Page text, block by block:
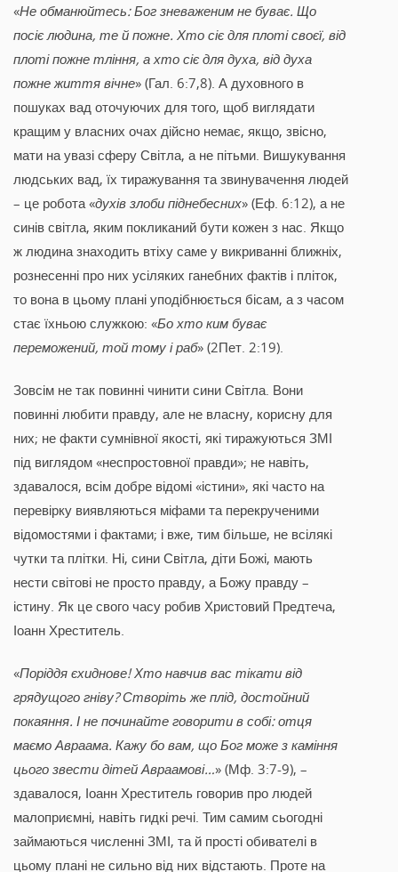
«Не обманюйтесь: Бог зневаженим не буває. Що
посіє людина, те й пожне. Хто сіє для плоті своєї, від
плоті пожне тління, а хто сіє для духа, від духа
пожне життя вічне» (Гал. 6:7,8). А духовного в
пошуках вад оточуючих для того, щоб виглядати
кращим у власних очах дійсно немає, якщо, звісно,
мати на увазі сферу Світла, а не пітьми. Вишукування
людських вад, їх тиражування та звинувачення людей
– це робота «духів злоби піднебесних» (Еф. 6:12), а не
синів світла, яким покликаний бути кожен з нас. Якщо
ж людина знаходить втіху саме у викриванні ближніх,
рознесенні про них усіляких ганебних фактів і пліток,
то вона в цьому плані уподібнюється бісам, а з часом
стає їхньою служкою: «Бо хто ким буває
переможений, той тому і раб» (2Пет. 2:19).
Зовсім не так повинні чинити сини Світла. Вони
повинні любити правду, але не власну, корисну для
них; не факти сумнівної якості, які тиражуються ЗМІ
під виглядом «неспростовної правди»; не навіть,
здавалося, всім добре відомі «істини», які часто на
перевірку виявляються міфами та перекрученими
відомостями і фактами; і вже, тим більше, не всілякі
чутки та плітки. Ні, сини Світла, діти Божі, мають
нести світові не просто правду, а Божу правду –
істину. Як це свого часу робив Христовий Предтеча,
Іоанн Хреститель.
«Поріддя єхиднове! Хто навчив вас тікати від
грядущого гніву? Створіть же плід, достойний
покаяння. І не починайте говорити в собі: отця
маємо Авраама. Кажу бо вам, що Бог може з каміння
цього звести дітей Авраамові…» (Мф. 3:7-9), –
здавалося, Іоанн Хреститель говорив про людей
малоприємні, навіть гидкі речі. Тим самим сьогодні
займаються численні ЗМІ, та й прості обивателі в
цьому плані не сильно від них відстають. Проте на